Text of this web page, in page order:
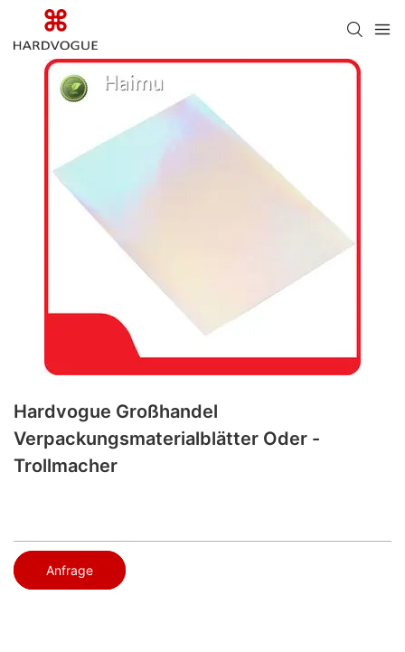
Hardvogue Großhandel
Verpackungsmaterialblätter Oder -
Trollmacher
Anfrage